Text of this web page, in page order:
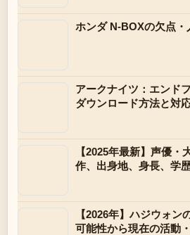
ホンダ N-BOXの欠点
アークナイツ：エンド
ダウンロード方法と対
【2025年最新】声優
作、出身地、身長、学
【2026年】ハジウォ
可能性から現在の活動